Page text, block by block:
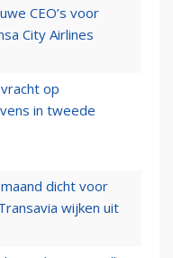
CEO’s voor
City Airlines
op
in tweede
dicht voor
wijken uit